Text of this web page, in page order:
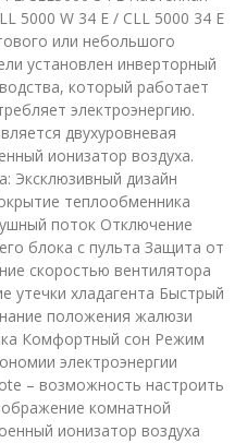
5000 W 34 E / CLL 5000 34 E
или небольшого
установлен инверторный
который работает
электроэнергию.
двухуровневая
ионизатор воздуха.
Эксклюзивный дизайн
теплообменника
поток Отключение
блока с пульта Защита от
скоростью вентилятора
утечки хладагента Быстрый
положения жалюзи
Комфортный сон Режим
электроэнергии
– возможность настроить
комнатной
ионизатор воздуха